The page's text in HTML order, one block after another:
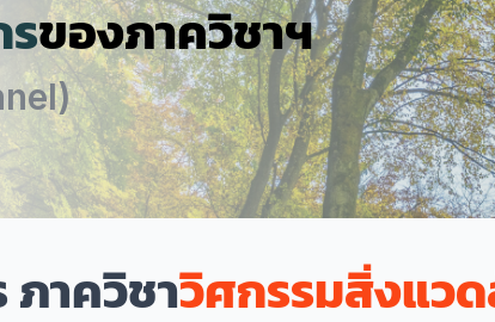
ของภาควิชาฯ
ภาควิชาวิศกรรมสิ่งแว